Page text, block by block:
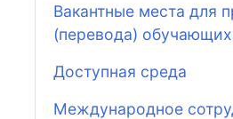
Вакантные места для
(перевода)
Доступная среда
Международное